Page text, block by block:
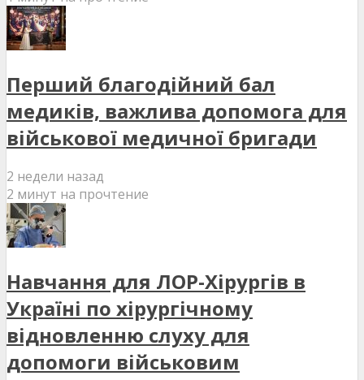
Перший благодійний бал
медиків, важлива допомога для
військової медичної бригади
2 недели назад
2 минут на прочтение
Навчання для ЛОР-Хірургів в
Україні по хірургічному
відновленню слуху для
допомоги військовим